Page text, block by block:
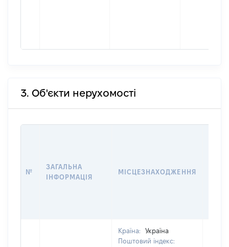
3. Об'єкти нерухомості
№
ЗАГАЛЬНА
ІНФОРМАЦІЯ
МІСЦЕЗНАХОДЖЕННЯ
Країна:
Україна
Поштовий індекс: